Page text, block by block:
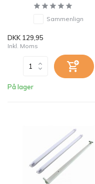
Sammenlign
DKK 129,95
Inkl. Moms
På lager